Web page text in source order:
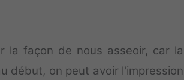
la façon de nous asseoir, car la
début, on peut avoir l'impression